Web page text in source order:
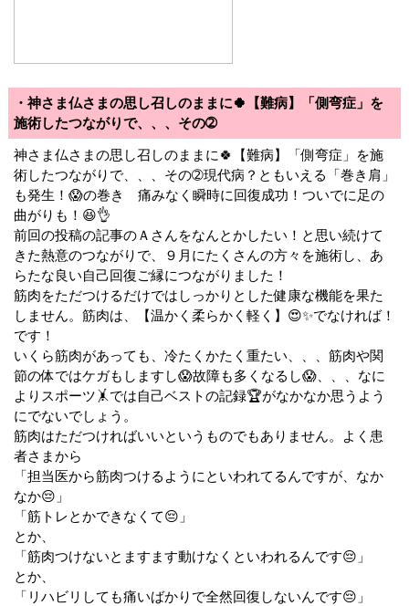
・神さま仏さまの思し召しのままに🍀【難病】「側弯症」を
施術したつながりで、、、その➁
神さま仏さまの思し召しのままに🍀【難病】「側弯症」を施
術したつながりで、、、その➁現代病？ともいえる「巻き肩」
も発生！😱の巻き 痛みなく瞬時に回復成功！ついでに足の
曲がりも！😆👌
前回の投稿の記事のＡさんをなんとかしたい！と思い続けて
きた熱意のつながりで、９月にたくさんの方々を施術し、あ
らたな良い自己回復ご縁につながりました！
筋肉をただつけるだけではしっかりとした健康な機能を果た
しません。筋肉は、【温かく柔らかく軽く】😍✨でなければ！
です！
いくら筋肉があっても、冷たくかたく重たい、、、筋肉や関
節の体ではケガもしますし😱故障も多くなるし😱、、、なに
よりスポーツ🤸では自己ベストの記録🏆がなかなか思うよう
にでないでしょう。
筋肉はただつければいいというものでもありません。よく患
者さまから
「担当医から筋肉つけるようにといわれてるんですが、なか
なか😔」
「筋トレとかできなくて😔」
とか、
「筋肉つけないとますます動けなくといわれるんです😔」
とか、
「リハビリしても痛いばかりで全然回復しないんです😔」